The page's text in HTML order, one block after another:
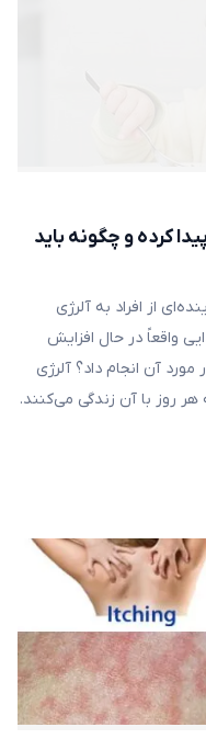
کرده و چگونه باید
از افراد به آلرژی
واقعاً در حال افزایش
آن انجام داد؟ آلرژی
هر روز با آن زندگی می‌کنند.